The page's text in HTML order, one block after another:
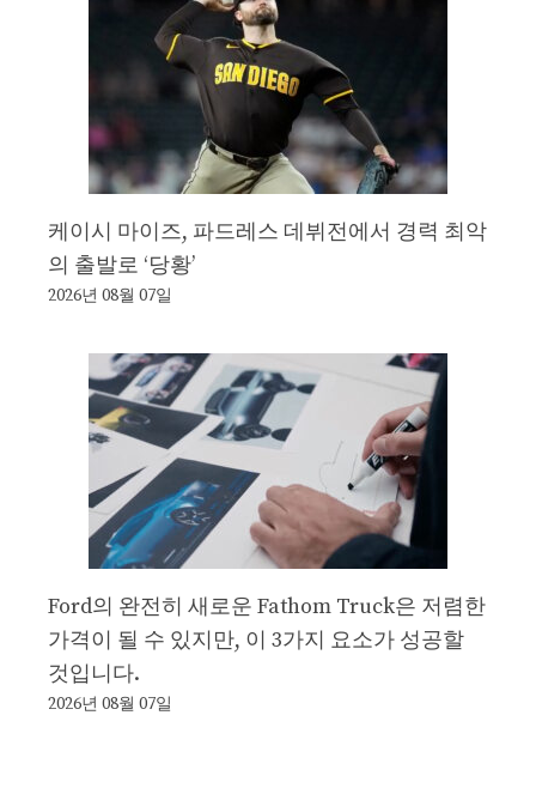
케이시 마이즈, 파드레스 데뷔전에서 경력 최악
의 출발로 ‘당황’
2026년 08월 07일
Ford의 완전히 새로운 Fathom Truck은 저렴한
가격이 될 수 있지만, 이 3가지 요소가 성공할
것입니다.
2026년 08월 07일